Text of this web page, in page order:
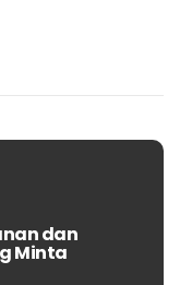
dan
Minta